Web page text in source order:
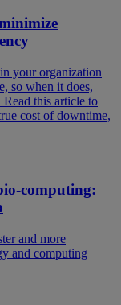
your organization
so when it does,
Read this article to
cost of downtime,
computing:
and more
and computing